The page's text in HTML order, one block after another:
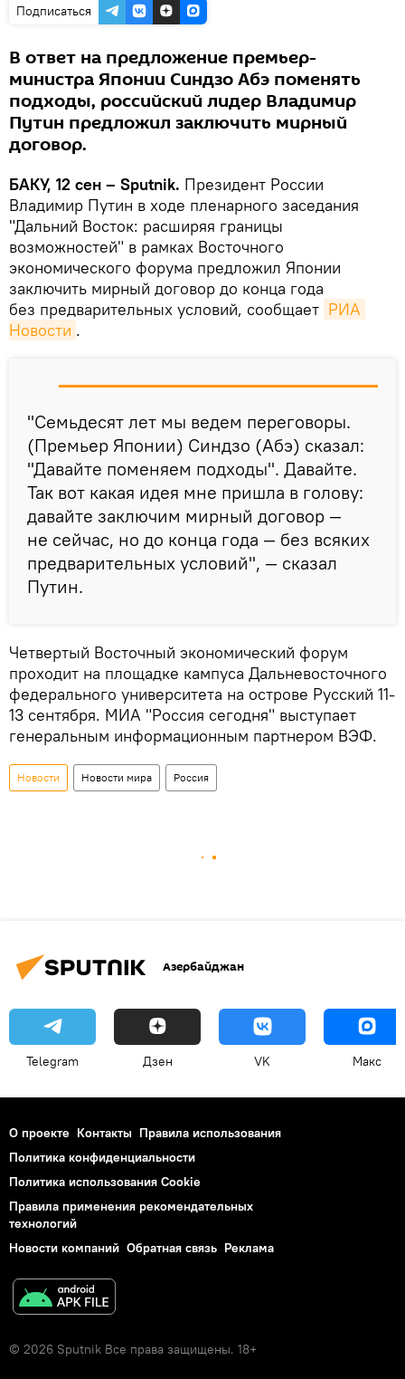
Подписаться
В ответ на предложение премьер-
министра Японии Синдзо Абэ поменять
подходы, российский лидер Владимир
Путин предложил заключить мирный
договор.
БАКУ, 12 сен – Sputnik. Президент России
Владимир Путин в ходе пленарного заседания
"Дальний Восток: расширяя границы
возможностей" в рамках Восточного
экономического форума предложил Японии
заключить мирный договор до конца года
без предварительных условий, сообщает РИА
Новости .
"Семьдесят лет мы ведем переговоры.
(Премьер Японии) Синдзо (Абэ) сказал:
"Давайте поменяем подходы". Давайте.
Так вот какая идея мне пришла в голову:
давайте заключим мирный договор —
не сейчас, но до конца года — без всяких
предварительных условий", — сказал
Путин.
Четвертый Восточный экономический форум
проходит на площадке кампуса Дальневосточного
федерального университета на острове Русский 11-
13 сентября. МИА "Россия сегодня" выступает
генеральным информационным партнером ВЭФ.
Новости Новости мира Россия
Азербайджан
Telegram Дзен VK Макс
О проекте Контакты Правила использования
Политика конфиденциальности
Политика использования Cookie
Правила применения рекомендательных
технологий
Новости компаний Обратная связь Реклама
© 2026 Sputnik Все права защищены. 18+